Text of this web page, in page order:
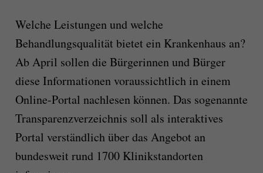
Welche Leistungen und welche
Behandlungsqualität bietet ein Krankenhaus an?
Ab April sollen die Bürgerinnen und Bürger
diese Informationen voraussichtlich in einem
Online-Portal nachlesen können. Das sogenannte
Transparenzverzeichnis soll als interaktives
Portal verständlich über das Angebot an
bundesweit rund 1700 Klinikstandorten